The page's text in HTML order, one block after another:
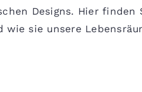
Designs. Hier
wie sie unsere